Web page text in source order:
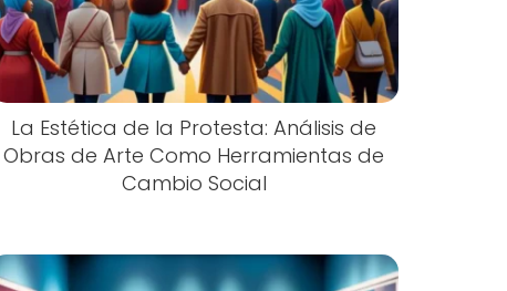
La Estética de la Protesta: Análisis de
Obras de Arte Como Herramientas de
Cambio Social